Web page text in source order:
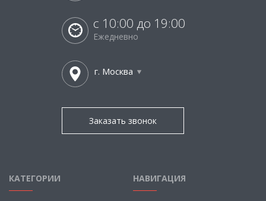
с 10:00 до 19:00
Ежедневно
г. Москва
Заказать звонок
КАТЕГОРИИ НАВИГАЦИЯ